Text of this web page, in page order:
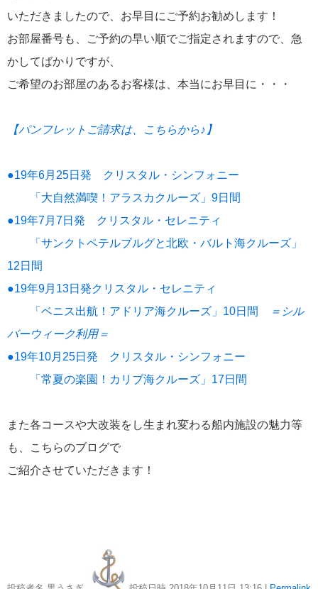
いただきましたので、お早目にご予約お勧めします！
お部屋番号も、ご予約の早い順でご指定されますので、急
かしてばかりですが、
ご希望のお部屋のあるお客様は、本当にお早目に・・・
【パンフレットご請求は、こちらから♪】
●19年6月25日発 クリスタル・シンフォニー
「大自然満喫！アラスカクルーズ」9日間
●19年7月7日発 クリスタル・セレニティ
「サンクトペテルブルグと北欧・バルト海クルーズ」
12日間
●19年9月13日発クリスタル・セレニティ
「ベニス出航！アドリア海クルーズ」10日間
＝シル
バーウィーク利用＝
●19年10月25日発 クリスタル・シンフォニー
「常夏の楽園！カリブ海クルーズ」17日間
また各コースや大改装をし生まれ変わる船内施設の魅力等
も、こちらのブログで
ご紹介させていただきます！
ぱしふぃっく びいなす
ぱしふぃっくびいなすチャーター
プリンセス・クルーズ
クリスタル・クルーズ
お知らせ
キュナード
ロイヤル・カリビアン・クルーズ